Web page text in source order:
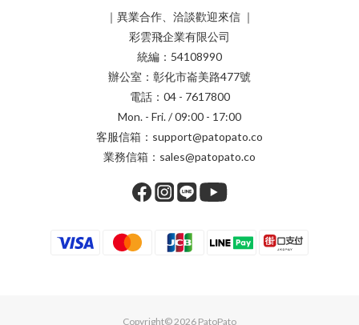
｜異業合作、洽談歡迎來信 ｜
彩雲飛企業有限公司
統編：54108990
辦公室：彰化市崙美路477號
電話：04 - 7617800
Mon. - Fri. / 09:00 - 17:00
客服信箱：support@patopato.co
業務信箱：sales@patopato.co
Copyright© 2026 PatoPato